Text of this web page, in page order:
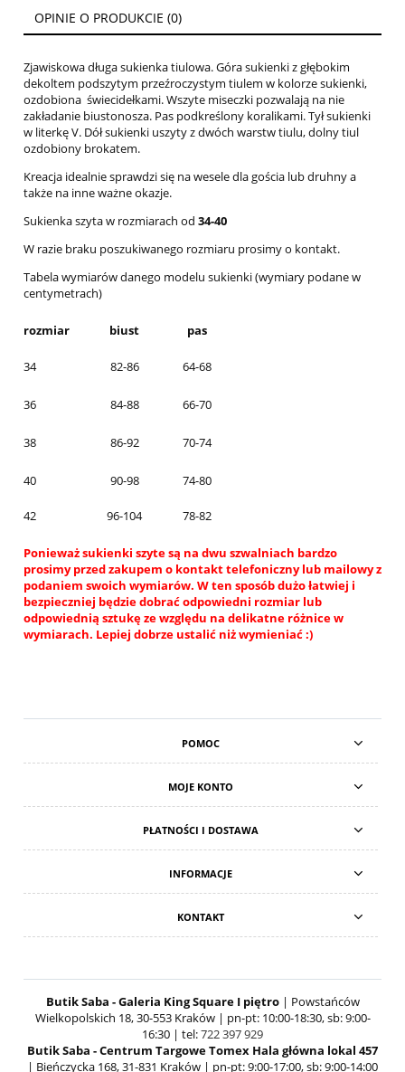
OPINIE O PRODUKCIE (0)
Zjawiskowa długa sukienka tiulowa. Góra sukienki z głębokim
dekoltem podszytym przeźroczystym tiulem w kolorze sukienki,
ozdobiona świecidełkami. Wszyte miseczki pozwalają na nie
zakładanie biustonosza. Pas podkreślony koralikami. Tył sukienki
w literkę V. Dół sukienki uszyty z dwóch warstw tiulu, dolny tiul
ozdobiony brokatem.
Kreacja idealnie sprawdzi się na wesele dla gościa lub druhny a
także na inne ważne okazje.
Sukienka szyta w rozmiarach od 34-40
W razie braku poszukiwanego rozmiaru prosimy o kontakt.
Tabela wymiarów danego modelu sukienki (wymiary podane w
centymetrach)
rozmiar biust pas
34 82-86 64-68
36 84-88 66-70
38 86-92 70-74
40 90-98 74-80
42 96-104 78-82
Ponieważ sukienki szyte są na dwu szwalniach bardzo
prosimy przed zakupem o kontakt telefoniczny lub mailowy z
podaniem swoich wymiarów. W ten sposób dużo łatwiej i
bezpieczniej będzie dobrać odpowiedni rozmiar lub
odpowiednią sztukę ze względu na delikatne różnice w
wymiarach. Lepiej dobrze ustalić niż wymieniać :)
POMOC
MOJE KONTO
PŁATNOŚCI I DOSTAWA
INFORMACJE
KONTAKT
Butik Saba - Galeria King Square I piętro| Powstańców
Wielkopolskich 18, 30-553 Kraków | pn-pt: 10:00-18:30, sb: 9:00-
16:30 | tel:722 397 929
Butik Saba - Centrum Targowe Tomex Hala główna lokal 457
| Bieńczycka 168, 31-831 Kraków | pn-pt: 9:00-17:00, sb: 9:00-14:00